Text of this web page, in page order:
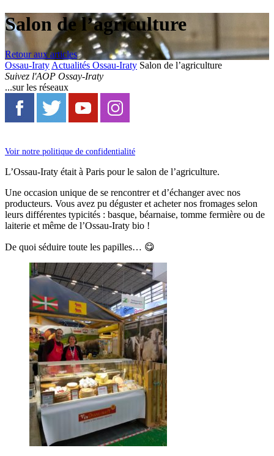
Salon de l’agriculture
Retour aux articles
Ossau-Iraty Actualités Ossau-Iraty Salon de l’agriculture
Suivez l'AOP Ossay-Iraty
...sur les réseaux
Voir notre politique de confidentialité
L’Ossau-Iraty était à Paris pour le salon de l’agriculture.
Une occasion unique de se rencontrer et d’échanger avec nos
producteurs. Vous avez pu déguster et acheter nos fromages selon
leurs différentes typicités : basque, béarnaise, tomme fermière ou de
laiterie et même de l’Ossau-Iraty bio !
De quoi séduire toute les papilles… 😋